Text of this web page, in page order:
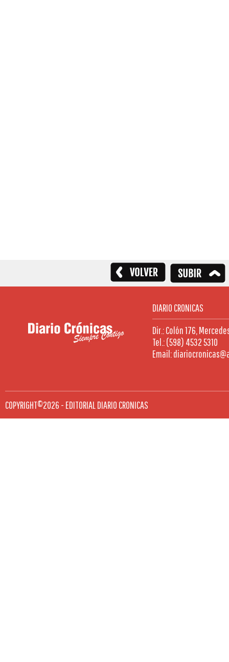
DIARIO CRONICAS
Dir.: Colón 176,
Tel.: (598) 4532 5310
Email:
COPYRIGHT©2026 - EDITORIAL DIARIO CRONICAS